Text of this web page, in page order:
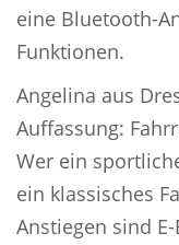
eine Bluetooth-
Funktionen.
Angelina aus
Auffassung:
Wer ein
ein klassisches
Anstiegen sind